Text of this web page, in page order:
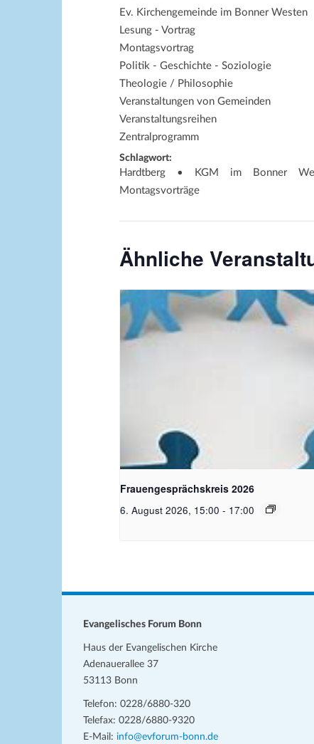
Ev. Kirchengemeinde im Bonner Westen
Lesung - Vortrag
Montagsvortrag
Politik - Geschichte - Soziologie
Theologie / Philosophie
Veranstaltungen von Gemeinden
Veranstaltungsreihen
Zentralprogramm
Schlagwort:
Hardtberg • KGM im Bonner
Montagsvorträge
Ähnliche
Bildquelle Pixabay
Frauengesprächskreis 2026
6. August 2026, 15:00 - 17:00
Evangelisches Forum Bonn
Haus der Evangelischen Kirche
Adenauerallee 37
53113 Bonn
Telefon: 0228/6880-320
Telefax: 0228/6880-9320
E-Mail: info@evforum-bonn.de